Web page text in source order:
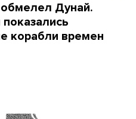
Дунай.
корабли времен